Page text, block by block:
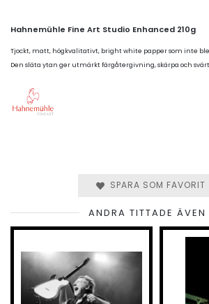
Hahnemühle Fine Art Studio Enhanced 210g
Tjockt, matt, högkvalitativt, bright white papper som inte
Den släta ytan ger utmärkt färgåtergivning, skärpa och
SPARA SOM FAVORIT
ANDRA TITTADE ÄVEN